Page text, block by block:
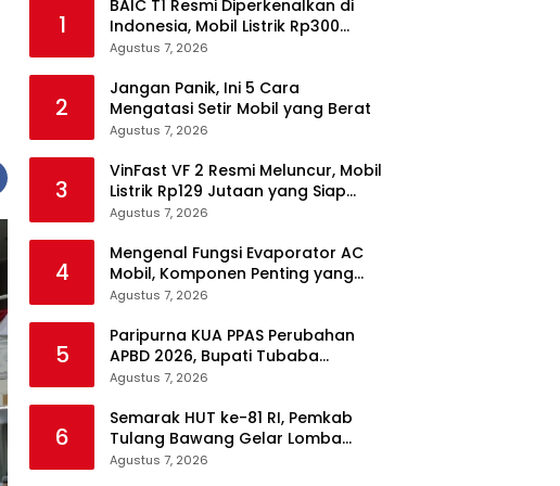
1
BAIC T1 Resmi Diperkenalkan di
Indonesia, Mobil Listrik Rp300
Jutaan Siap Ramaikan Pasar EV
Agustus 7, 2026
2
Jangan Panik, Ini 5 Cara
Mengatasi Setir Mobil yang Berat
Agustus 7, 2026
3
VinFast VF 2 Resmi Meluncur, Mobil
Listrik Rp129 Jutaan yang Siap
Jadi Alternatif Pengganti Motor
Agustus 7, 2026
4
Mengenal Fungsi Evaporator AC
Mobil, Komponen Penting yang
Sering Terlupakan
Agustus 7, 2026
5
Paripurna KUA PPAS Perubahan
APBD 2026, Bupati Tubaba
Targetkan Pendapatan Daerah
Agustus 7, 2026
6
Semarak HUT ke-81 RI, Pemkab
Tulang Bawang Gelar Lomba
Senam Udang Manis
Agustus 7, 2026